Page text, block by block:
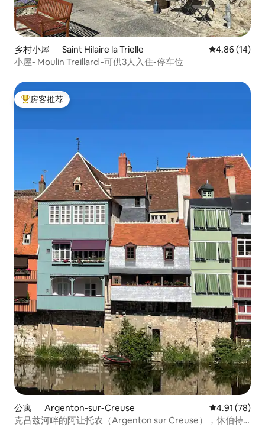
乡村小屋 ｜ Saint Hilaire la Trielle 平均评分
4.86 (14)
小屋- Moulin Treillard -可供3人入住-停车位
热门「房客推荐」
房客推荐
公寓 ｜ Argenton-sur-Creuse 平均评分
4.91 (78)
克吕兹河畔的阿让托农（Argenton sur Creuse），休伯特